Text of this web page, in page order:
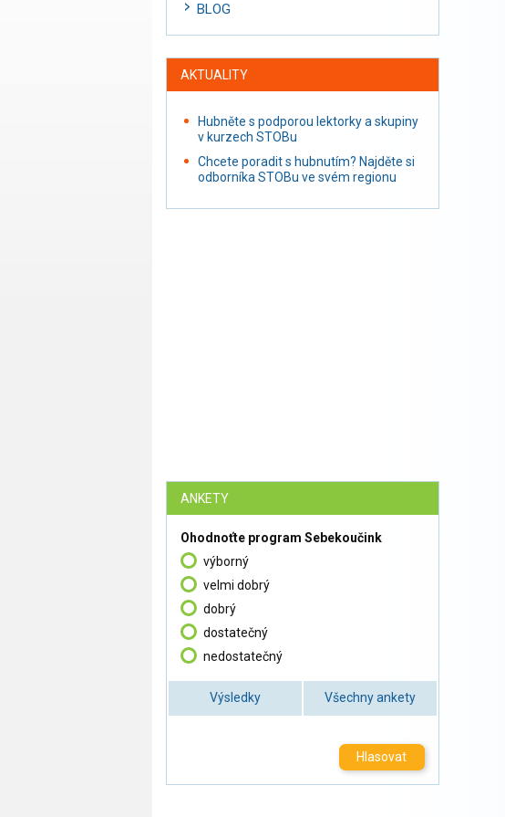
BLOG
AKTUALITY
Hubněte s podporou lektorky a skupiny
v kurzech STOBu
Chcete poradit s hubnutím? Najděte si
odborníka STOBu ve svém regionu
ANKETY
Ohodnoťte program Sebekoučink
výborný
velmi dobrý
dobrý
dostatečný
nedostatečný
Výsledky Všechny ankety
Hlasovat